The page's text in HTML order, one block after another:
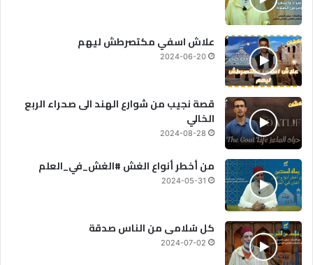
علاش اسفي مكتصرطش ليهم
2024-06-20
قصة نجيب من شوارع الهند الى صحراء الربع
الخالي
2024-08-28
من أخطر أنواع الغش #الغش_في_العلم
2024-05-31
كل سُلامى من الناس صدقة
2024-07-02